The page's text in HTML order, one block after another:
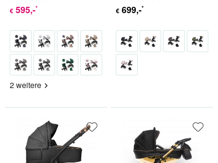
€ 595,-*
2 weitere
€ 699,-*